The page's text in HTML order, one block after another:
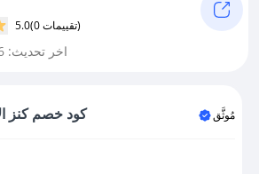
5.0 (0 تقييمات)
اخر تحديث: 09/08/2026
كود خصم كنز مُوثَّق